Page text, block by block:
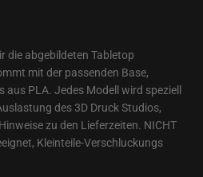
die abgebildeten Tabletop
mit der passenden Base,
PLA. Jedes Modell wird speziell
des 3D Druck Studios,
zu den Lieferzeiten. NICHT
Kleinteile-Verschluckungs